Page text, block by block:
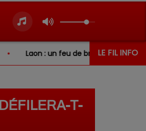
LE FIL INFO
de broussailles se propage à deux
T-